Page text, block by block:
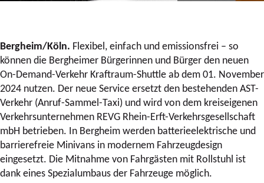
Bergheim/Köln. Flexibel, einfach und emissionsfrei – so
können die Bergheimer Bürgerinnen und Bürger den neuen
On-Demand-Verkehr Kraftraum-Shuttle ab dem 01. November
2024 nutzen. Der neue Service ersetzt den bestehenden AST-
Verkehr (Anruf-Sammel-Taxi) und wird von dem kreiseigenen
Verkehrsunternehmen REVG Rhein-Erft-Verkehrsgesellschaft
mbH betrieben. In Bergheim werden batterieelektrische und
barrierefreie Minivans in modernem Fahrzeugdesign
eingesetzt. Die Mitnahme von Fahrgästen mit Rollstuhl ist
dank eines Spezialumbaus der Fahrzeuge möglich.